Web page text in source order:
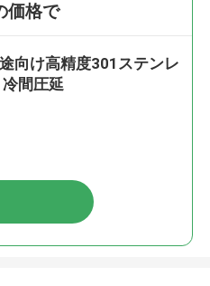
価格で
向け高精度301ステンレ
間圧延